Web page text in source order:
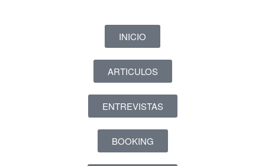
INICIO
ARTICULOS
ENTREVISTAS
BOOKING